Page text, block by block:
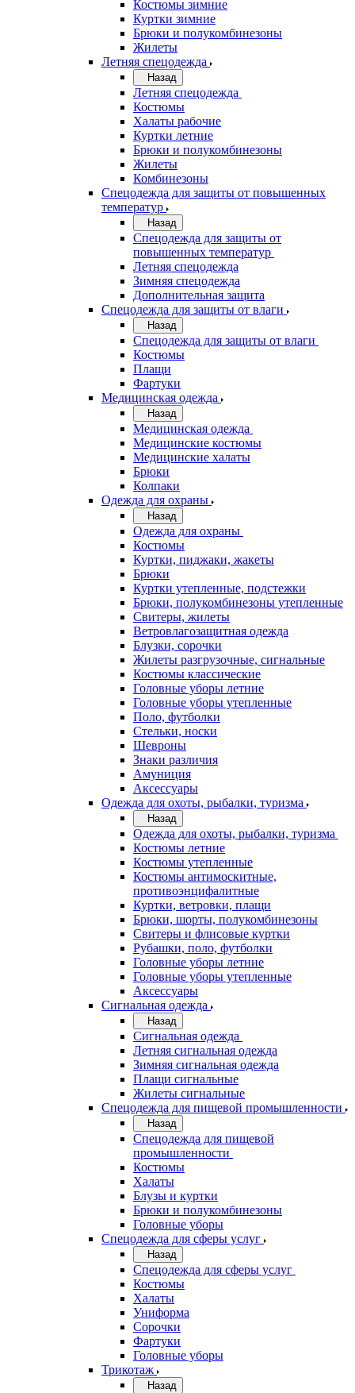
Костюмы зимние
Куртки зимние
Брюки и полукомбинезоны
Жилеты
Летняя спецодежда
Назад
Летняя спецодежда
Костюмы
Халаты рабочие
Куртки летние
Брюки и полукомбинезоны
Жилеты
Комбинезоны
Спецодежда для защиты от повышенных
температур
Назад
Спецодежда для защиты от
повышенных температур
Летняя спецодежда
Зимняя спецодежда
Дополнительная защита
Спецодежда для защиты от влаги
Назад
Спецодежда для защиты от влаги
Костюмы
Плащи
Фартуки
Медицинская одежда
Назад
Медицинская одежда
Медицинские костюмы
Медицинские халаты
Брюки
Колпаки
Одежда для охраны
Назад
Одежда для охраны
Костюмы
Куртки, пиджаки, жакеты
Брюки
Куртки утепленные, подстежки
Брюки, полукомбинезоны утепленные
Свитеры, жилеты
Ветровлагозащитная одежда
Блузки, сорочки
Жилеты разгрузочные, сигнальные
Костюмы классические
Головные уборы летние
Головные уборы утепленные
Поло, футболки
Стельки, носки
Шевроны
Знаки различия
Амуниция
Аксессуары
Одежда для охоты, рыбалки, туризма
Назад
Одежда для охоты, рыбалки, туризма
Костюмы летние
Костюмы утепленные
Костюмы антимоскитные,
противоэнцифалитные
Куртки, ветровки, плащи
Брюки, шорты, полукомбинезоны
Свитеры и флисовые куртки
Рубашки, поло, футболки
Головные уборы летние
Головные уборы утепленные
Аксессуары
Сигнальная одежда
Назад
Сигнальная одежда
Летняя сигнальная одежда
Зимняя сигнальная одежда
Плащи сигнальные
Жилеты сигнальные
Спецодежда для пищевой промышленности
Назад
Спецодежда для пищевой
промышленности
Костюмы
Халаты
Блузы и куртки
Брюки и полукомбинезоны
Головные уборы
Спецодежда для сферы услуг
Назад
Спецодежда для сферы услуг
Костюмы
Халаты
Униформа
Сорочки
Фартуки
Головные уборы
Трикотаж
Назад